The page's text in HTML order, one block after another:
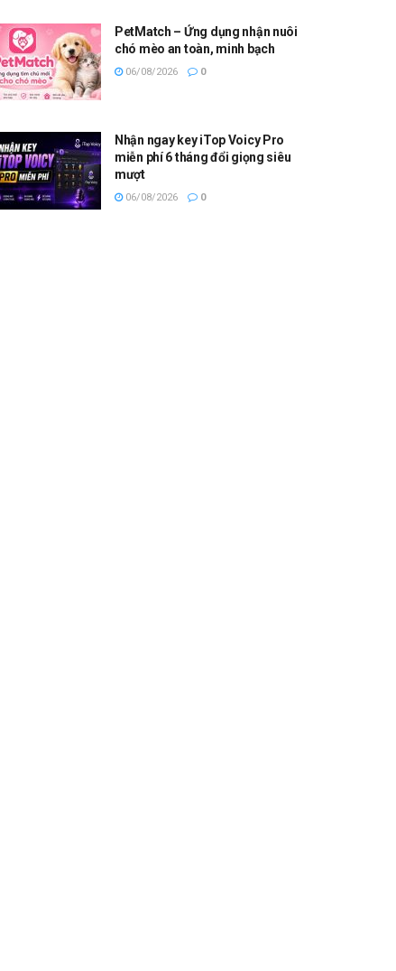
PetMatch – Ứng dụng nhận nuôi
chó mèo an toàn, minh bạch
06/08/2026 0
Nhận ngay key iTop Voicy Pro
miễn phí 6 tháng đổi giọng siêu
mượt
06/08/2026 0